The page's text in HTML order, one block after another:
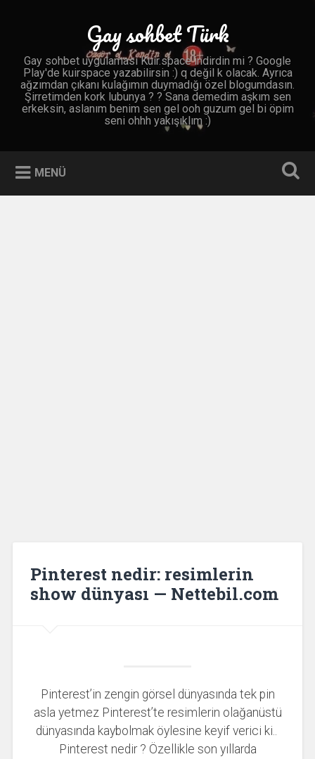
Gay sohbet Türk
Gay sohbet uygulaması Kuir.space indirdin mi ? Google
Play'de kuirspace yazabilirsin :) q değil k olacak. Ayrıca
ağzımdan çıkanı kulağımın duymadığı özel blogumdasın.
Şirretimden kork lubunya ? ? Sana demedim aşkım sen
erkeksin, aslanım benim sen gel ooh guzum gel bi öpim
seni ohhh yakışıklım :)
MENÜ
Pinterest nedir: resimlerin
show dünyası — Nettebil.com
Pinterest’in zengin görsel dünyasında tek pin
asla yetmez Pinterest’te resimlerin olağanüstü
dünyasında kaybolmak öylesine keyif verici ki..
Pinterest nedir ? Özellikle son yıllarda